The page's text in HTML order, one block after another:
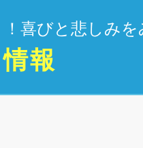
喜びと悲しみを
報